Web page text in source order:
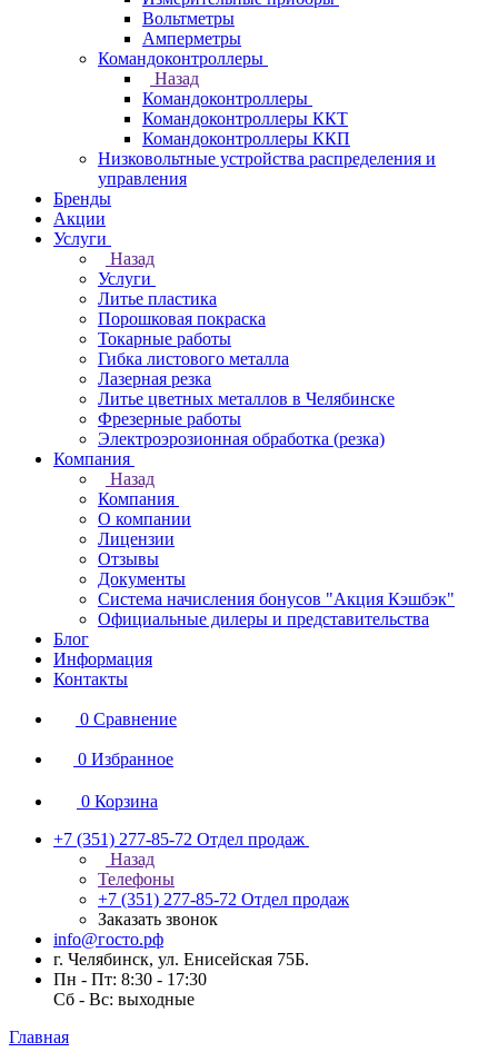
Вольтметры
Амперметры
Командоконтроллеры
Назад
Командоконтроллеры
Командоконтроллеры ККТ
Командоконтроллеры ККП
Низковольтные устройства распределения и
управления
Бренды
Акции
Услуги
Назад
Услуги
Литье пластика
Порошковая покраска
Токарные работы
Гибка листового металла
Лазерная резка
Литье цветных металлов в Челябинске
Фрезерные работы
Электроэрозионная обработка (резка)
Компания
Назад
Компания
О компании
Лицензии
Отзывы
Документы
Система начисления бонусов "Акция Кэшбэк"
Официальные дилеры и представительства
Блог
Информация
Контакты
0 Сравнение
0 Избранное
0 Корзина
+7 (351) 277-85-72 Отдел продаж
Назад
Телефоны
+7 (351) 277-85-72 Отдел продаж
Заказать звонок
info@госто.рф
г. Челябинск, ул. Енисейская 75Б.
Пн - Пт: 8:30 - 17:30
Сб - Вс: выходные
Главная